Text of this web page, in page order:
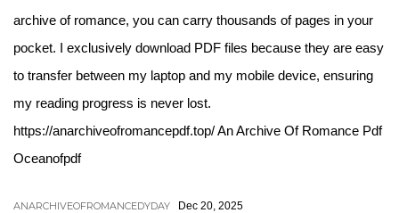
archive of romance, you can carry thousands of pages in your
pocket. I exclusively download PDF files because they are easy
to transfer between my laptop and my mobile device, ensuring
my reading progress is never lost.
https://anarchiveofromancepdf.top/ An Archive Of Romance Pdf
Oceanofpdf
ANARCHIVEOFROMANCEDYDAY Dec 20, 2025